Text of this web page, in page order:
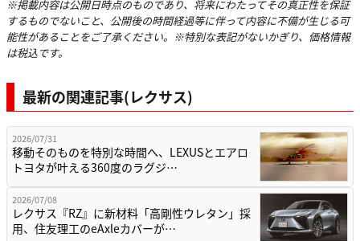
※掲載内容は公開日時点のものであり、将来にわたってその真正性を保証
するものでないこと、公開後の時間経過等に伴って内容に不備が生じる可
能性があることをご了承ください。※特別な表記がないかぎり、価格情報
は税込です。
最新の関連記事(レクサス)
2026/07/31
移動そのものを特別な時間へ、LEXUSとエアロ
トヨタが叶える360度のラグジ…
2026/07/08
レクサス『RZ』に新材料「高剛性ウレタン」採
用、住友理工のeAxleカバーが…